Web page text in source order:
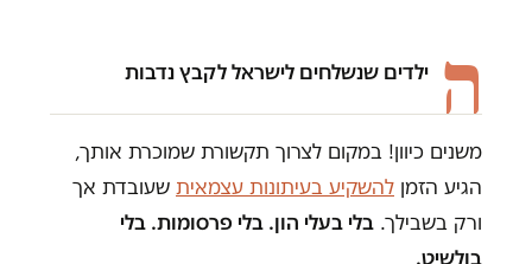
ה ילדים שנשלחים לישראל לקבץ נדבות
משנים כיוון! במקום לצרוך תקשורת שמוכרת אותך,
הגיע הזמן להשקיע בעיתונות עצמאית שעובדת אך
ורק בשבילך. בלי בעלי הון. בלי פרסומות. בלי
בולשיט.